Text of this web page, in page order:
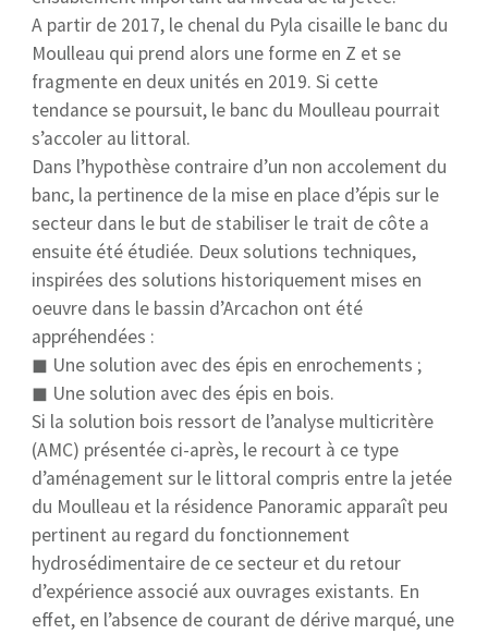
A partir de 2017, le chenal du Pyla cisaille le banc du
Moulleau qui prend alors une forme en Z et se
fragmente en deux unités en 2019. Si cette
tendance se poursuit, le banc du Moulleau pourrait
s’accoler au littoral.
Dans l’hypothèse contraire d’un non accolement du
banc, la pertinence de la mise en place d’épis sur le
secteur dans le but de stabiliser le trait de côte a
ensuite été étudiée. Deux solutions techniques,
inspirées des solutions historiquement mises en
oeuvre dans le bassin d’Arcachon ont été
appréhendées :
◼ Une solution avec des épis en enrochements ;
◼ Une solution avec des épis en bois.
Si la solution bois ressort de l’analyse multicritère
(AMC) présentée ci-après, le recourt à ce type
d’aménagement sur le littoral compris entre la jetée
du Moulleau et la résidence Panoramic apparaît peu
pertinent au regard du fonctionnement
hydrosédimentaire de ce secteur et du retour
d’expérience associé aux ouvrages existants. En
effet, en l’absence de courant de dérive marqué, une